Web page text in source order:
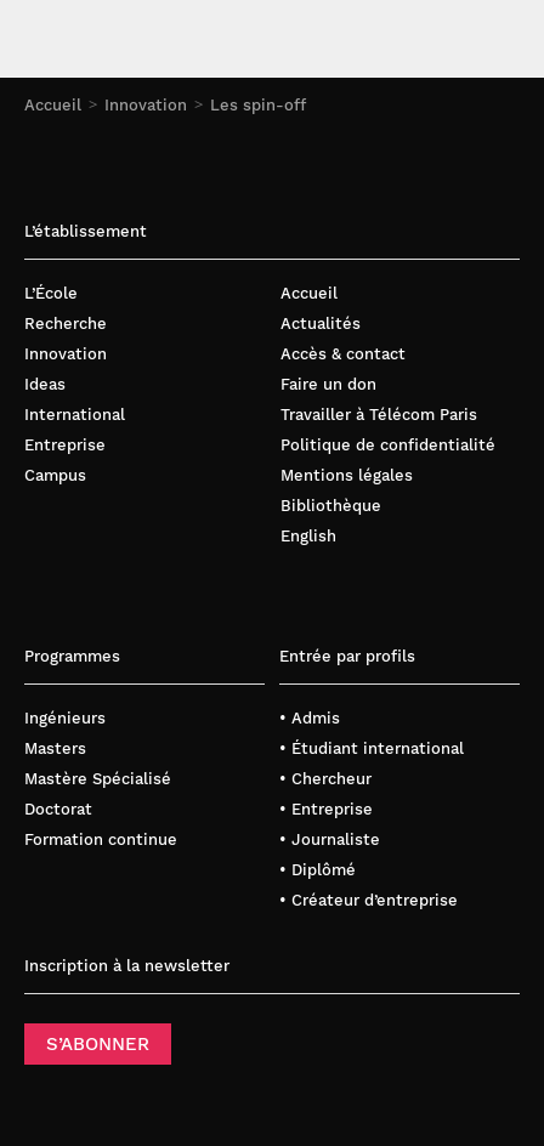
Accueil Innovation Les spin-off
L’établissement
L’École
Recherche
Innovation
Ideas
International
Entreprise
Campus
Accueil
Actualités
Accès & contact
Faire un don
Travailler à Télécom Paris
Politique de confidentialité
Mentions légales
Bibliothèque
English
Programmes
Ingénieurs
Masters
Mastère Spécialisé
Doctorat
Formation continue
Entrée par profils
• Admis
• Étudiant international
• Chercheur
• Entreprise
• Journaliste
• Diplômé
• Créateur d’entreprise
Inscription à la newsletter
S’ABONNER